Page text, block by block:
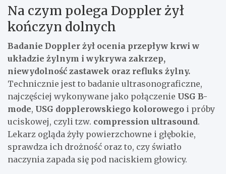
Na czym polega Doppler żył
kończyn dolnych
Badanie Doppler żył ocenia przepływ krwi w
układzie żylnym i wykrywa zakrzep,
niewydolność zastawek oraz refluks żylny.
Technicznie jest to badanie ultrasonograficzne,
najczęściej wykonywane jako połączenie USG B-
mode, USG dopplerowskiego kolorowego i próby
uciskowej, czyli tzw. compression ultrasound.
Lekarz ogląda żyły powierzchowne i głębokie,
sprawdza ich drożność oraz to, czy światło
naczynia zapada się pod naciskiem głowicy.